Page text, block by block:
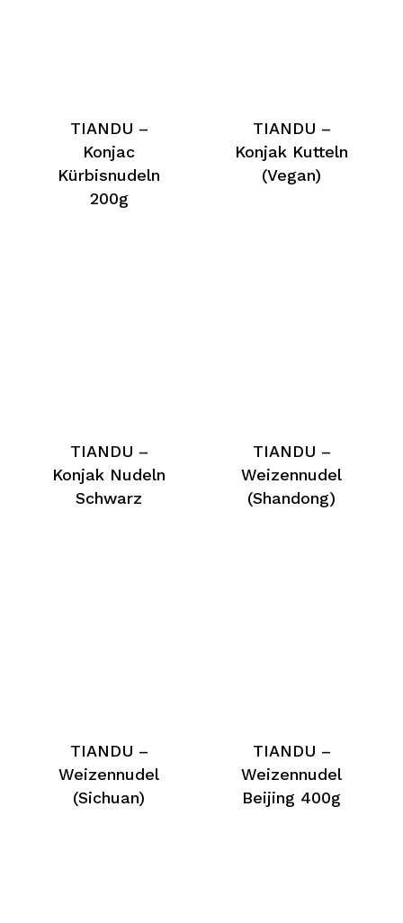
TIANDU –
Konjac
Kürbisnudeln
200g
TIANDU –
Konjak Kutteln
(Vegan)
TIANDU –
Konjak Nudeln
Schwarz
TIANDU –
Weizennudel
(Shandong)
TIANDU –
Weizennudel
(Sichuan)
TIANDU –
Weizennudel
Beijing 400g